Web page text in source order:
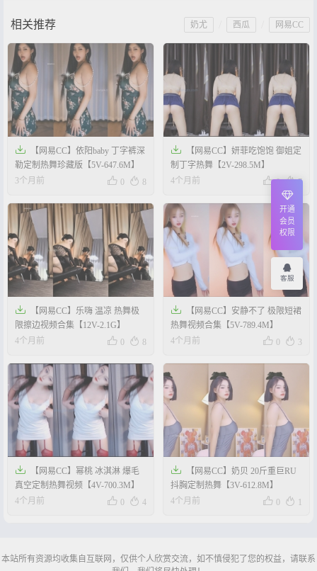
相关推荐 网易CC
西瓜
奶尤

【网易CC】依阳baby 丁字裤深
勒定制热舞珍藏版【5V-647.6M】
3个月前
 0  8

【网易CC】妍菲吃饱饱 御姐定
制丁字热舞【2V-298.5M】
4个月前
 0  7

【网易CC】乐嗨 温凉 热舞极
限擦边视频合集【12V-2.1G】
4个月前
 0  8

【网易CC】安静不了 极限短裙
热舞视频合集【5V-789.4M】
4个月前
 0  3

【网易CC】幂桃 冰淇淋 爆毛
真空定制热舞视频【4V-700.3M】
4个月前
 0  4

【网易CC】奶贝 20斤重巨RU
抖胸定制热舞【3V-612.8M】
4个月前
 0 
本站所有资源均收集自互联网，仅供个人欣赏交流，如不慎侵犯了您的权益，请联系
开通
会员
权限
客服